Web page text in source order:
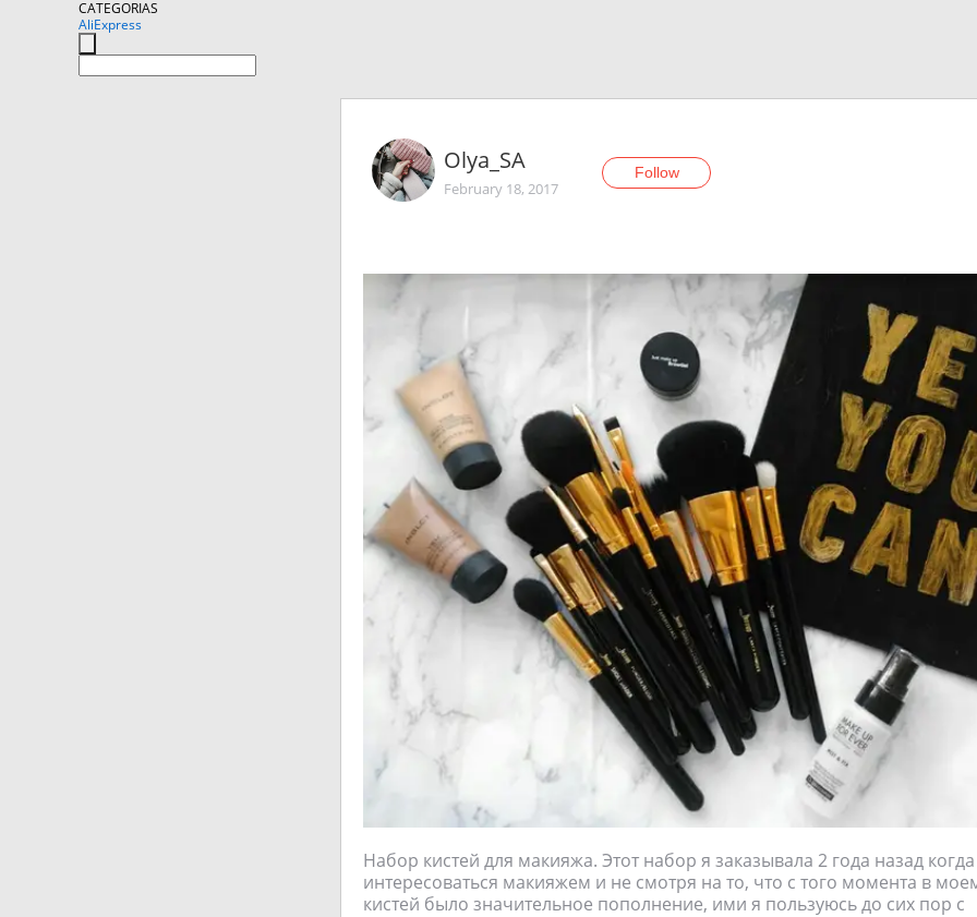
CATEGORIAS
AliExpress
Olya_SA
February 18, 2017
Follow
Набор кистей для макияжа. Этот набор я заказывала 2 года назад когда
интересоваться макияжем и не смотря на то, что с того момента в
кистей было значительное пополнение, ими я пользуюсь до сих пор с